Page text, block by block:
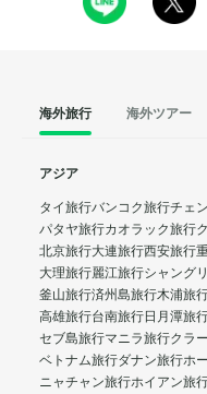
海外旅行 海外ツアー
アジア
タイ旅行バンコク旅行チェ
パタヤ旅行カオラック旅行
北京旅行大連旅行西安旅行
大理旅行麗江旅行シャング
釜山旅行済州島旅行木浦旅
高雄旅行台南旅行日月潭旅
セブ島旅行マニラ旅行クラ
ベトナム旅行ダナン旅行ホ
ニャチャン旅行ホイアン旅